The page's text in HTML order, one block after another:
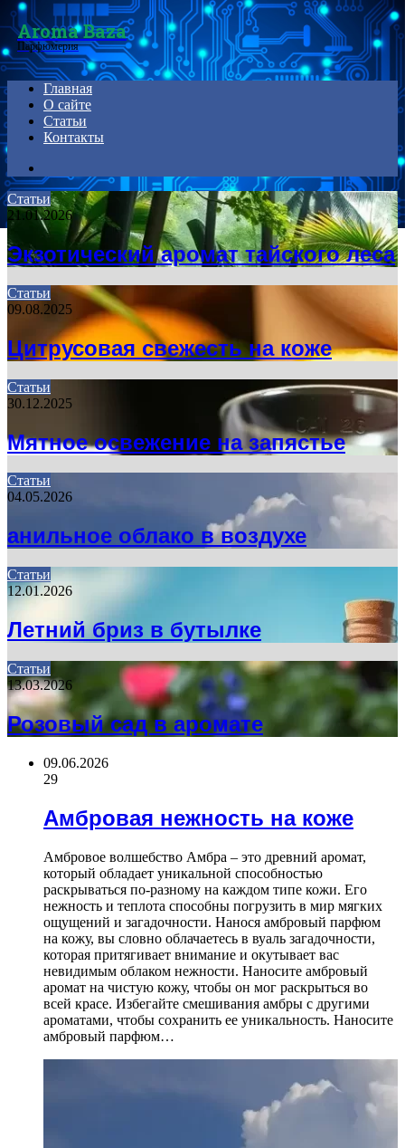
Menu
Aroma Baza
Парфюмерия
Главная
О сайте
Статьи
Контакты
for
Статьи
21.01.2026
Экзотический аромат тайского леса
Статьи
09.08.2025
Цитрусовая свежесть на коже
Статьи
30.12.2025
Мятное освежение на запястье
Статьи
04.05.2026
анильное облако в воздухе
Статьи
12.01.2026
Летний бриз в бутылке
Статьи
13.03.2026
Розовый сад в аромате
09.06.2026
29
Амбровая нежность на коже
Амбровое волшебство Амбра – это древний аромат,
который обладает уникальной способностью
раскрываться по-разному на каждом типе кожи. Его
нежность и теплота способны погрузить в мир мягких
ощущений и загадочности. Нанося амбровый парфюм
на кожу, вы словно облачаетесь в вуаль загадочности,
которая притягивает внимание и окутывает вас
невидимым облаком нежности. Наносите амбровый
аромат на чистую кожу, чтобы он мог раскрыться во
всей красе. Избегайте смешивания амбры с другими
ароматами, чтобы сохранить ее уникальность. Наносите
амбровый парфюм…